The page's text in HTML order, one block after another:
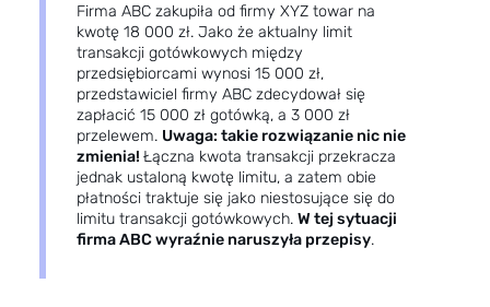
Firma ABC zakupiła od firmy XYZ towar na
kwotę 18 000 zł. Jako że aktualny limit
transakcji gotówkowych między
przedsiębiorcami wynosi 15 000 zł,
przedstawiciel firmy ABC zdecydował się
zapłacić 15 000 zł gotówką, a 3 000 zł
przelewem. Uwaga: takie rozwiązanie nic nie
zmienia! Łączna kwota transakcji przekracza
jednak ustaloną kwotę limitu, a zatem obie
płatności traktuje się jako niestosujące się do
limitu transakcji gotówkowych. W tej sytuacji
firma ABC wyraźnie naruszyła przepisy.